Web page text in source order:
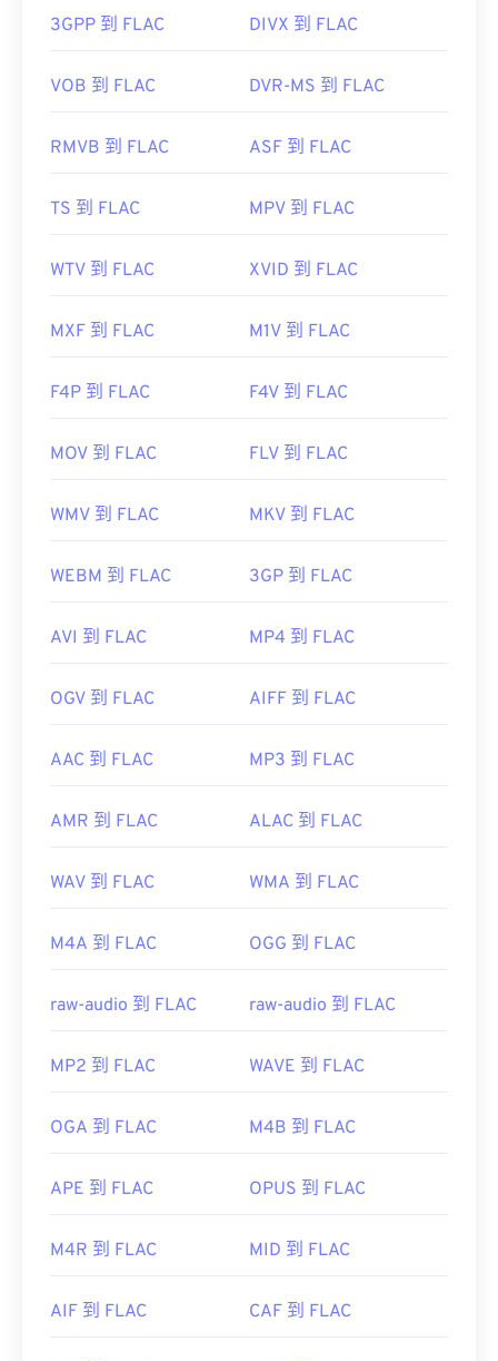
有用的链接：
https://en.wikipedia.org/wiki/FLAC
3GPP 到 FLAC DIVX 到 FLAC
VOB 到 FLAC DVR-MS 到 FLAC
RMVB 到 FLAC ASF 到 FLAC
TS 到 FLAC MPV 到 FLAC
WTV 到 FLAC XVID 到 FLAC
MXF 到 FLAC M1V 到 FLAC
F4P 到 FLAC F4V 到 FLAC
MOV 到 FLAC FLV 到 FLAC
WMV 到 FLAC MKV 到 FLAC
WEBM 到 FLAC 3GP 到 FLAC
AVI 到 FLAC MP4 到 FLAC
OGV 到 FLAC AIFF 到 FLAC
AAC 到 FLAC MP3 到 FLAC
AMR 到 FLAC ALAC 到 FLAC
WAV 到 FLAC WMA 到 FLAC
M4A 到 FLAC OGG 到 FLAC
raw-audio 到 FLAC raw-audio 到 FLAC
MP2 到 FLAC WAVE 到 FLAC
OGA 到 FLAC M4B 到 FLAC
APE 到 FLAC OPUS 到 FLAC
M4R 到 FLAC MID 到 FLAC
AIF 到 FLAC CAF 到 FLAC